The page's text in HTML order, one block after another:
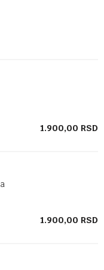
1.900,00 RSD
1.900,00 RSD